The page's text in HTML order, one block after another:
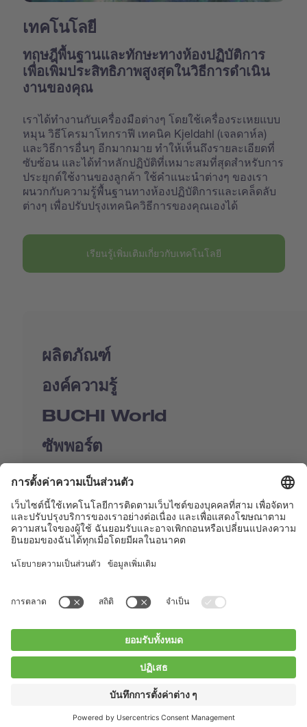
เทคโนโลยี
ทฤษฎีพื้นฐานและทักษะทางห้องปฏิบัติการ
เพื่อเพิ่มประสิทธิภาพสูงสุดในวิธีการดำเนิน
งานของคุณ
เราได้ทำงานกับเครื่องมือต่างๆ โดยใช้เครื่องระเหยแบบ
หมุน วิธีโครมาโทกราฟี เทคนิค Kjeldahl (เจลดาห์ล)
และวิธีการอื่นๆ อีกมากมาย ทำให้เห็นถึงรายละเอียดที่
ซับซ้อน และได้ทำหลักปฏิบัติที่เหมาะสมที่สุดสำหรับการ
ประยุกต์ใช้งานของลูกค้า ใช้คำแนะนำต่างๆ ของเรา
ผนวกกับความรู้พื้นฐานทางห้องปฏิบัติการและเคล็ดลับ
ต่างๆ เพื่อปรับปรุงเทคนิควิธีการของคุณเองได้
เรียนรู้เพิ่มเติมเกี่ยวกับเทคโนโลยี
ผลิตภัณฑ์
องค์ความรู้
BUCHI World
ซัพพอร์ต
Shop
Contact us
BUCHI Worldwide
Blogs
LinkedinInstagramTwitter Youtube